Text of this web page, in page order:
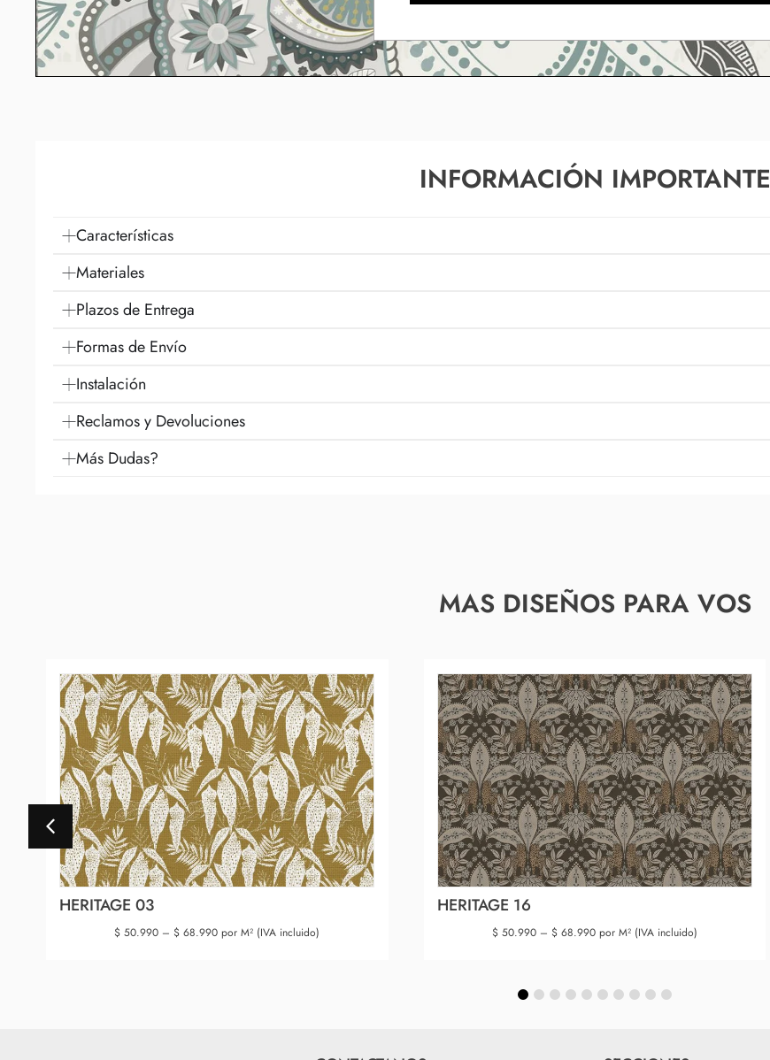
INFORMACIÓN IMPORTANTE
Características
Materiales
Plazos de Entrega
Formas de Envío
Instalación
Reclamos y Devoluciones
Más Dudas?
MAS DISEÑOS PARA VOS
HERITAGE 03
$ 50.990 – $ 68.990 por M² (IVA incluido)
HERITAGE 16
$50.990 – $68.990por M² (IVA incluido)